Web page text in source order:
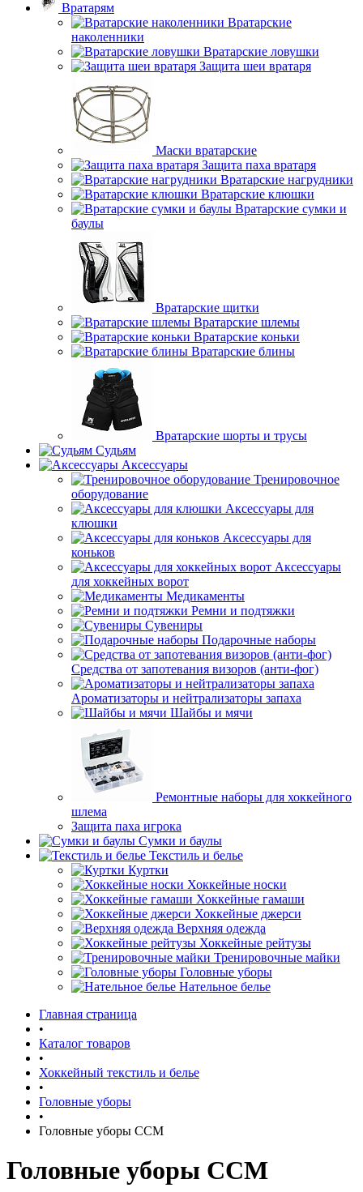
Вратарям
Вратарские
наколенники
Вратарские ловушки
Защита шеи вратаря
Маски вратарские
Защита паха вратаря
Вратарские нагрудники
Вратарские клюшки
Вратарские сумки и
баулы
Вратарские щитки
Вратарские шлемы
Вратарские коньки
Вратарские блины
Вратарские шорты и трусы
Судьям
Аксессуары
Тренировочное
оборудование
Аксессуары для
клюшки
Аксессуары для
коньков
Аксессуары
для хоккейных ворот
Медикаменты
Ремни и подтяжки
Сувениры
Подарочные наборы
Средства от запотевания визоров (анти-фог)
Ароматизаторы и нейтрализаторы запаха
Шайбы и мячи
Ремонтные наборы для хоккейного
шлема
Защита паха игрока
Сумки и баулы
Текстиль и белье
Куртки
Хоккейные носки
Хоккейные гамаши
Хоккейные джерси
Верхняя одежда
Хоккейные рейтузы
Тренировочные майки
Головные уборы
Нательное белье
Главная страница
•
Каталог товаров
•
Хоккейный текстиль и белье
•
Головные уборы
•
Головные уборы CCM
Головные уборы CCM